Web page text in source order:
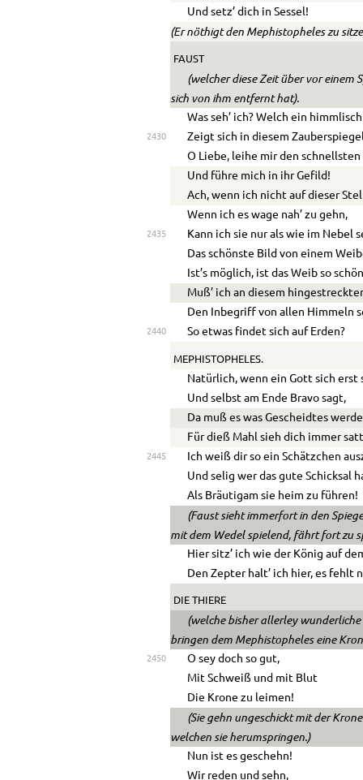
Und setz’ dich in Sessel!
(Er nöthigt den Mephistopheles zu
FAUST
(welcher diese Zeit über vor einem
sich von ihm entfernt hat).
Was seh’ ich? Welch ein
2430
Zeigt sich in diesem
O Liebe, leihe mir den
Und führe mich in ihr Gefild!
Ach, wenn ich nicht auf dieser
Wenn ich es wage nah’ zu gehn,
2435
Kann ich sie nur als wie im Nebel
Das schönste Bild von einem
Ist’s möglich, ist das Weib so
Muß’ ich an diesem
Den Inbegriff von allen Himmeln
2440 So etwas findet sich auf Erden?
MEPHISTOPHELES.
Natürlich, wenn ein Gott sich erst
Und selbst am Ende Bravo sagt,
Da muß es was Gescheidtes
Für dieß Mahl sieh dich immer
2445
Ich weiß dir so ein Schätzchen
Und selig wer das gute Schicksal
Als Bräutigam sie heim zu führen!
(Faust sieht immerfort in den
mit dem Wedel spielend, fährt fort zu
Hier sitz’ ich wie der König auf
Den Zepter halt’ ich hier, es fehlt
DIE THIERE
(welche bisher allerley
bringen dem Mephistopheles eine
2450
O sey doch so gut,
Mit Schweiß und mit Blut
Die Krone zu leimen!
(Sie gehn ungeschickt mit der
welchen sie herumspringen.)
Nun ist es geschehn!
Wir reden und sehn,